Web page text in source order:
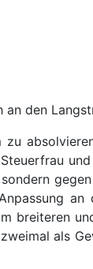
den
breiteren
als